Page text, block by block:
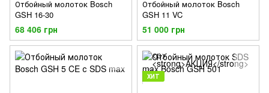
Отбойный молоток Bosch
GSH 16-30
68 406 грн
Отбойный молоток Bosch
GSH 11 VC
51 000 грн
ХИТ